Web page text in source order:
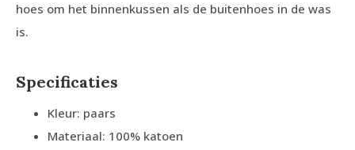
hoes om het binnenkussen als de buitenhoes in de was
is.
Specificaties
Kleur: paars
Materiaal: 100% katoen